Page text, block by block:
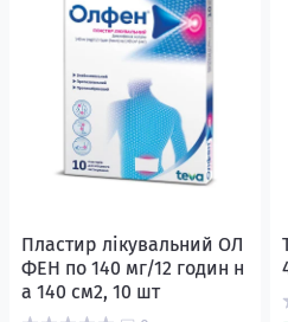
Пластир лікувальний ОЛ
ФЕН по 140 мг/12 годин н
а 140 см2, 10 шт